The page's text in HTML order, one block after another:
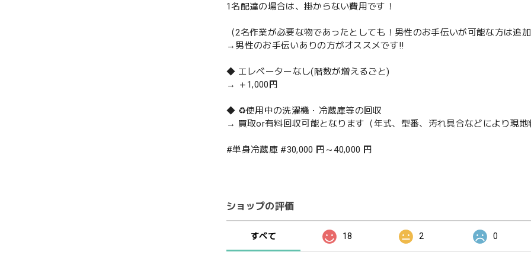
1名配達の場合は、掛からない費用です！
（2名作業が必要な物であったとしても！男性のお手伝いが可能な方は追
→男性のお手伝いありの方がオススメです‼️
◆ エレベーターなし(階数が増えるごと)
→ ＋1,000円
◆ ♻️使用中の洗濯機・冷蔵庫等の回収
→ 買取or有料回収可能となります（年式、型番、汚れ具合などにより現地
#単身冷蔵庫 #30,000 円～40,000 円
ショップの評価
すべて 18 2 0